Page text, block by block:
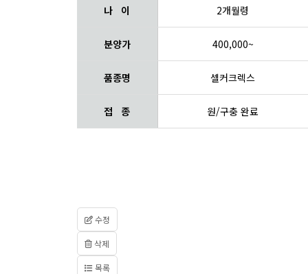
나 이 2개월령
분양가 400,000~
품종명 셀커크렉스
접 종 원/구충 완료
수정
삭제
목록